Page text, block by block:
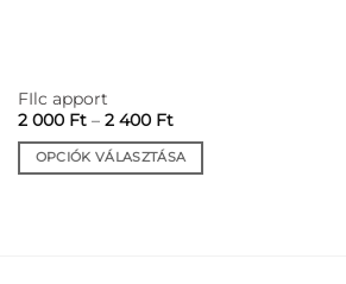
FIlc apport
2 000 Ft – 2 400 FtÁrtartomány:
000 Ft
-
2
OPCIÓK VÁLASZTÁSA